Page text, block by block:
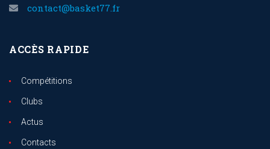
contact@basket77.fr
ACCÈS RAPIDE
Compétitions
Clubs
Actus
Contacts